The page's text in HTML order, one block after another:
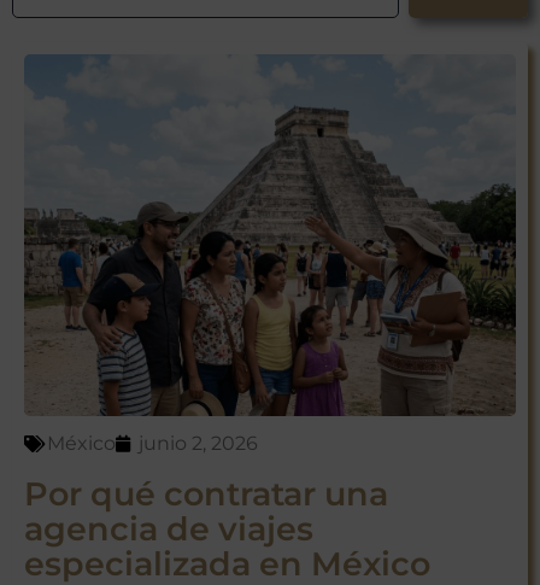
México junio 2, 2026
Por qué contratar una
agencia de viajes
especializada en México